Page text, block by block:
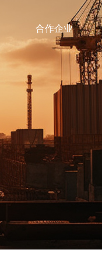
合作企业